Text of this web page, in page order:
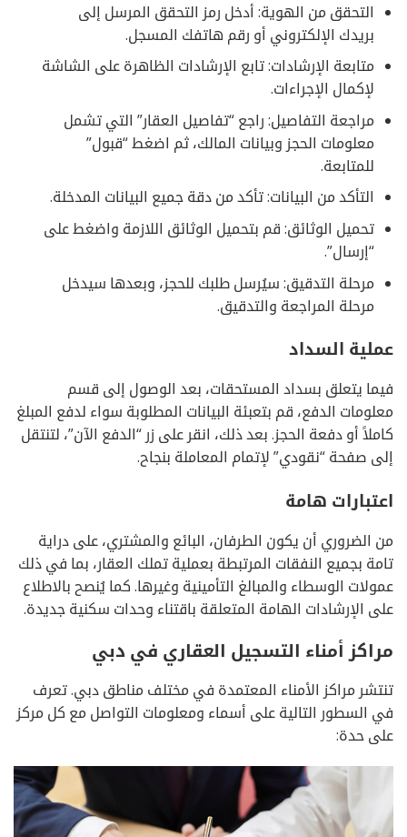
التحقق من الهوية: أدخل رمز التحقق المرسل إلى
بريدك الإلكتروني أو رقم هاتفك المسجل.
متابعة الإرشادات: تابع الإرشادات الظاهرة على الشاشة
لإكمال الإجراءات.
مراجعة التفاصيل: راجع “تفاصيل العقار” التي تشمل
معلومات الحجز وبيانات المالك، ثم اضغط “قبول”
للمتابعة.
التأكد من البيانات: تأكد من دقة جميع البيانات المدخلة.
تحميل الوثائق: قم بتحميل الوثائق اللازمة واضغط على
“إرسال”.
مرحلة التدقيق: سيُرسل طلبك للحجز، وبعدها سيدخل
مرحلة المراجعة والتدقيق.
عملية السداد
فيما يتعلق بسداد المستحقات، بعد الوصول إلى قسم
معلومات الدفع، قم بتعبئة البيانات المطلوبة سواء لدفع المبلغ
كاملاً أو دفعة الحجز. بعد ذلك، انقر على زر “الدفع الآن”، لتنتقل
إلى صفحة “نقودي” لإتمام المعاملة بنجاح.
اعتبارات هامة
من الضروري أن يكون الطرفان، البائع والمشتري، على دراية
تامة بجميع النفقات المرتبطة بعملية تملك العقار، بما في ذلك
عمولات الوسطاء والمبالغ التأمينية وغيرها. كما يُنصح بالاطلاع
على الإرشادات الهامة المتعلقة باقتناء وحدات سكنية جديدة.
مراكز أمناء التسجيل العقاري في دبي
تنتشر مراكز الأمناء المعتمدة في مختلف مناطق دبي. تعرف
في السطور التالية على أسماء ومعلومات التواصل مع كل مركز
على حدة: